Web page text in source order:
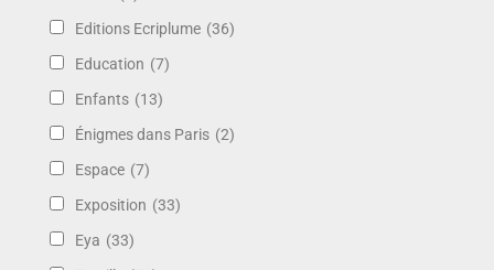
Editions Ecriplume (36)
Education (7)
Enfants (13)
Énigmes dans Paris (2)
Espace (7)
Exposition (33)
Eya (33)